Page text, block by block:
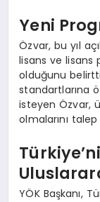
Yeni
Özvar, bu yıl
lisans ve lisans
olduğunu
standartlarına
isteyen Özvar,
olmalarını
YÖK Başkanı,